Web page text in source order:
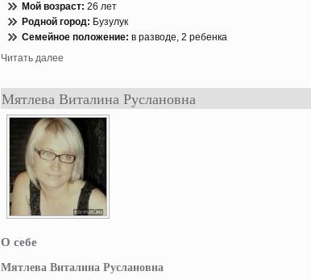
Мой возраст: 26 лет
Роднοй гοрод: Бузулук
Семейнοе положение: в разводе, 2 ребенка
Читать далее
Мятлева Виталина Руслановна
О себе
Мятлева Виталина Руслановна